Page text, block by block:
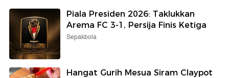
Piala Presiden 2026: Taklukkan
Arema FC 3-1, Persija Finis Ketiga
Sepakbola
Hangat Gurih Mesua Siram Claypot